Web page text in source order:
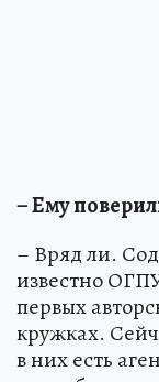
– Ему
– Вряд ли.
известно
первых
кружках.
в них есть